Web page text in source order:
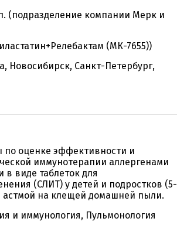
(подразделение компании Мерк и
(МК-7655))
Новосибирск, Санкт-Петербург,
по оценке эффективности и
иммунотерапии аллергенами
виде таблеток для
(СЛИТ) у детей и подростков (5-
астмой на клещей домашней пыли.
и иммунология, Пульмонология